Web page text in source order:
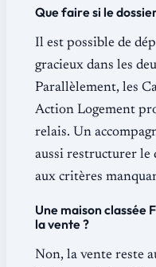
Que faire si le
Il est possible de
gracieux dans les
Parallèlement, les
Action Logement
relais. Un
aussi restructurer le
aux critères
Une maison
la vente ?
Non, la vente reste